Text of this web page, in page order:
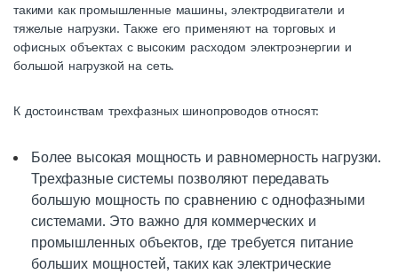
такими как промышленные машины, электродвигатели и
тяжелые нагрузки. Также его применяют на торговых и
офисных объектах с высоким расходом электроэнергии и
большой нагрузкой на сеть.
К достоинствам трехфазных шинопроводов относят:
Более высокая мощность и равномерность нагрузки.
Трехфазные системы позволяют передавать
большую мощность по сравнению с однофазными
системами. Это важно для коммерческих и
промышленных объектов, где требуется питание
больших мощностей, таких как электрические